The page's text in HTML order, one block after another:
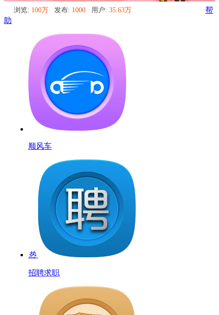
浏览: 100万 发布: 1000 用户: 35.63万
帮
助
顺风车
热
招聘求职